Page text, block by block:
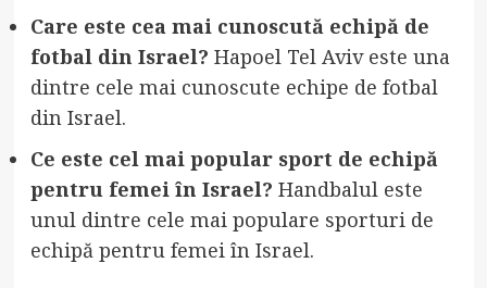
Care este cea mai cunoscută echipă de
fotbal din Israel? Hapoel Tel Aviv este una
dintre cele mai cunoscute echipe de fotbal
din Israel.
Ce este cel mai popular sport de echipă
pentru femei în Israel? Handbalul este
unul dintre cele mai populare sporturi de
echipă pentru femei în Israel.